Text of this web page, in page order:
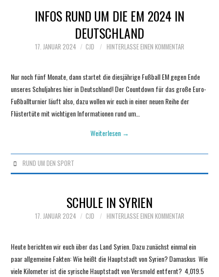
INFOS RUND UM DIE EM 2024 IN
DEUTSCHLAND
17. JANUAR 2024 CJD HINTERLASSE EINEN KOMMENTAR
Nur noch fünf Monate, dann startet die diesjährige Fußball EM gegen Ende
unseres Schuljahres hier in Deutschland! Der Countdown für das große Euro-
Fußballturnier läuft also, dazu wollen wir euch in einer neuen Reihe der
Flüstertüte mit wichtigen Informationen rund um…
Weiterlesen →
RUND UM DEN SPORT
SCHULE IN SYRIEN
17. JANUAR 2024 CJD HINTERLASSE EINEN KOMMENTAR
Heute berichten wir euch über das Land Syrien. Dazu zunächst einmal ein
paar allgemeine Fakten: Wie heißt die Hauptstadt von Syrien? Damaskus Wie
viele Kilometer ist die syrische Hauptstadt von Versmold entfernt? 4,019.5